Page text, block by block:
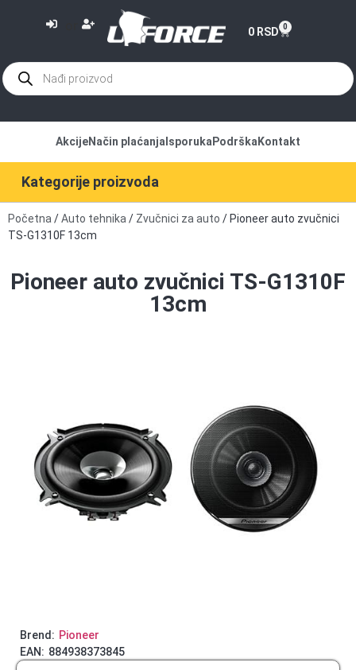
0 RSD 0
Kategorije proizvoda
AkcijeNačin plaćanja Isporuka Podrška Kontakt
Početna /Auto tehnika / Zvučnici za auto / Pioneer auto zvučnici
TS-G1310F 13cm
Pioneer auto zvučnici TS-G1310F
13cm
Brend: Pioneer
EAN: 884938373845